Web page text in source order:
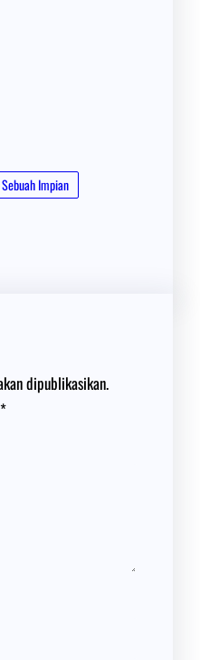
Impian
dipublikasikan.
*